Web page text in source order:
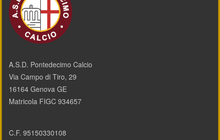
A.S.D. Pontedecimo Calcio
Via Campo di Tiro, 29
16164 Genova GE
Matricola FIGC 934657
C.F. 95150330108